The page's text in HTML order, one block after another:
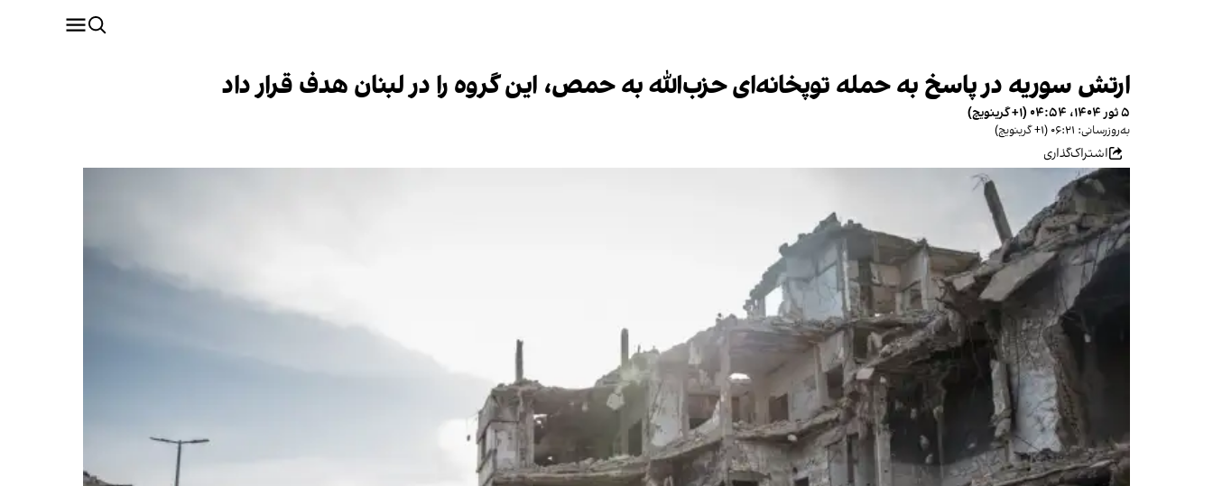
ارتش سوریه در پاسخ به حمله توپخانه‌ای حزب‌الله به حمص، این گروه را در لبنان هدف قرار داد
۵ ثور ۱۴۰۴، ۰۴:۵۴ (‎+۱ گرینویچ)
به‌روزرسانی: ۰۶:۲۱ (‎+۱ گرینویچ)
اشتراک‌گذاری